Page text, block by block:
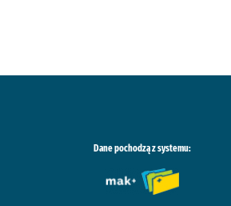
Dane pochodzą z systemu: